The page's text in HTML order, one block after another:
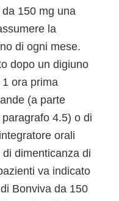
150 mg una
la
di ogni mese.
dopo un digiuno
ora prima
(a parte
paragrafo 4.5) o di
orali
dimenticanza di
va indicato
Bonviva da 150